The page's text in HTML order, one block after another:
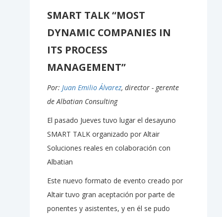
SMART TALK “MOST
DYNAMIC COMPANIES IN
ITS PROCESS
MANAGEMENT”
Por: Juan Emilio Álvarez, director - gerente
de Albatian Consulting
El pasado Jueves tuvo lugar el desayuno
SMART TALK organizado por Altair
Soluciones reales en colaboración con
Albatian
Este nuevo formato de evento creado por
Altair tuvo gran aceptación por parte de
ponentes y asistentes, y en él se pudo